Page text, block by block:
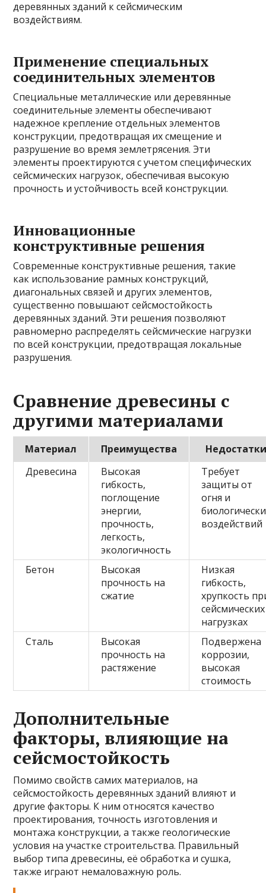
деревянных зданий к сейсмическим
воздействиям.
Применение специальных
соединительных элементов
Специальные металлические или деревянные
соединительные элементы обеспечивают
надежное крепление отдельных элементов
конструкции, предотвращая их смещение и
разрушение во время землетрясения. Эти
элементы проектируются с учетом специфических
сейсмических нагрузок, обеспечивая высокую
прочность и устойчивость всей конструкции.
Инновационные
конструктивные решения
Современные конструктивные решения, такие
как использование рамных конструкций,
диагональных связей и других элементов,
существенно повышают сейсмостойкость
деревянных зданий. Эти решения позволяют
равномерно распределять сейсмические нагрузки
по всей конструкции, предотвращая локальные
разрушения.
Сравнение древесины с
другими материалами
Материал Преимущества
Древесина
Высокая
гибкость,
поглощение
энергии,
прочность,
легкость,
экологичность
Требует
защиты от
огня и
воздействий
Бетон
Высокая
прочность на
сжатие
Низкая
гибкость,
хрупкость
сейсмических
нагрузках
Сталь
Высокая
прочность на
растяжение
Подвержена
коррозии,
высокая
стоимость
Дополнительные
факторы, влияющие на
сейсмостойкость
Помимо свойств самих материалов, на
сейсмостойкость деревянных зданий влияют и
другие факторы. К ним относятся качество
проектирования, точность изготовления и
монтажа конструкции, а также геологические
условия на участке строительства. Правильный
выбор типа древесины, её обработка и сушка,
также играют немаловажную роль.